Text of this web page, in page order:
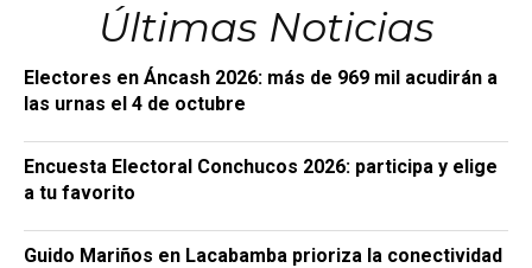
Últimas Noticias
Electores en Áncash 2026: más de 969 mil acudirán a
las urnas el 4 de octubre
Encuesta Electoral Conchucos 2026: participa y elige
a tu favorito
Guido Mariños en Lacabamba prioriza la conectividad